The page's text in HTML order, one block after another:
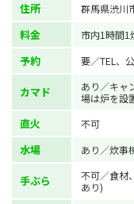
住所 群馬県渋川
料金 市内1時間1
予約 要／TEL、
カマド
あり／キャ
場は炉を設
直火 不可
水場 あり／炊事
手ぶら
不可／食材
あり)